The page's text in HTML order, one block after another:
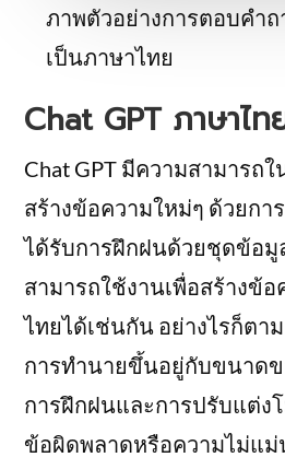
ภาพตัวอย่างการตอบคำถ
เป็นภาษาไทย
Chat GPT ภาษาไท
Chat GPT มีความสามารถ
สร้างข้อความใหม่ๆ ด้วยกา
ได้รับการฝึกฝนด้วยชุดข้อมู
สามารถใช้งานเพื่อสร้างข้
ไทยได้เช่นกัน อย่างไรก็ตา
การทำนายขึ้นอยู่กับขนาด
การฝึกฝนและการปรับแต่ง
ข้อผิดพลาดหรือความไม่แม่